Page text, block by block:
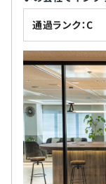
通過ランク：C